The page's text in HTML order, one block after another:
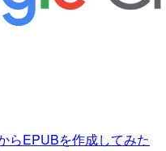
らEPUBを作成してみた